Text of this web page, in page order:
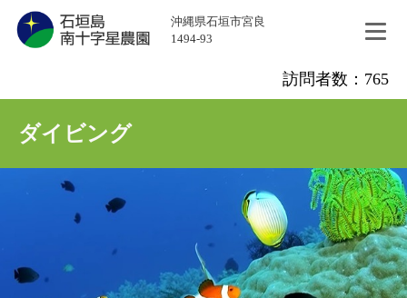
沖縄県石垣市宮良
1494-93
訪問者数：765
ダイビング